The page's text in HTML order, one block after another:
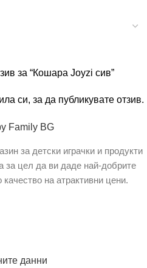
за “Кошара Joyzi сив”
си, за да публикувате отзив.
за детски играчки и продукти
за цел да ви даде най-добрите
на атрактивни цени.
данни